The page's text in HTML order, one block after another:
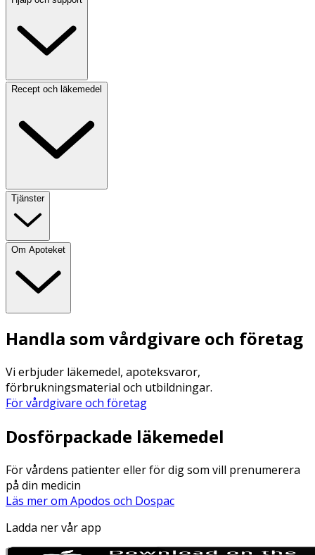
Recept och läkemedel
Tjänster
Om Apoteket
Handla som vårdgivare och företag
Vi erbjuder läkemedel, apoteksvaror,
förbrukningsmaterial och utbildningar.
För vårdgivare och företag
Dosförpackade läkemedel
För vårdens patienter eller för dig som vill prenumerera
på din medicin
Läs mer om Apodos och Dospac
Ladda ner vår app